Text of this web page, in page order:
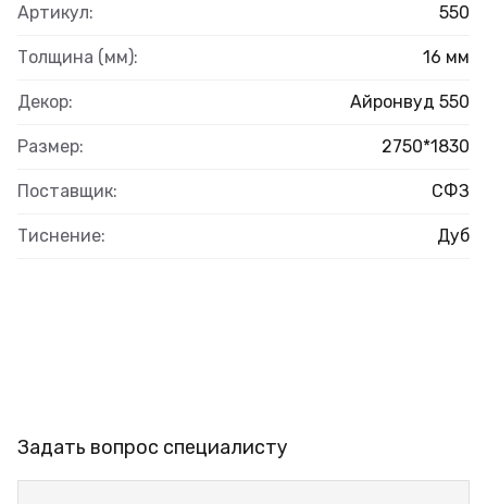
Артикул: 550
Толщина (мм): 16 мм
Декор: Айронвуд 550
Размер: 2750*1830
Поставщик: СФЗ
Тиснение: Дуб
Задать вопрос специалисту